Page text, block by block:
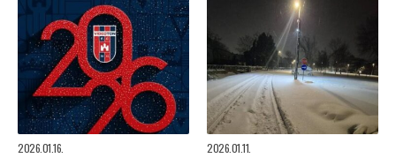
2026.01.16. 2026.01.11.